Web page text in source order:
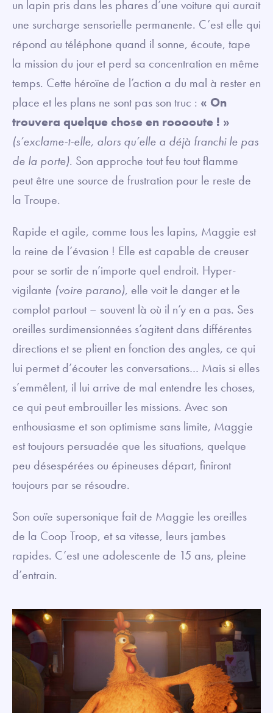
un lapin pris dans les phares d’une voiture qui aurait
une surcharge sensorielle permanente. C’est elle qui
répond au téléphone quand il sonne, écoute, tape
la mission du jour et perd sa concentration en même
temps. Cette héroïne de l’action a du mal à rester en
place et les plans ne sont pas son truc : « On
trouvera quelque chose en rooooute ! »
(s’exclame-t-elle, alors qu’elle a déjà franchi le pas
de la porte). Son approche tout feu tout flamme
peut être une source de frustration pour le reste de
la Troupe.
Rapide et agile, comme tous les lapins, Maggie est
la reine de l’évasion ! Elle est capable de creuser
pour se sortir de n’importe quel endroit. Hyper-
vigilante (voire parano), elle voit le danger et le
complot partout – souvent là où il n’y en a pas. Ses
oreilles surdimensionnées s’agitent dans différentes
directions et se plient en fonction des angles, ce qui
lui permet d’écouter les conversations… Mais si elles
s’emmêlent, il lui arrive de mal entendre les choses,
ce qui peut embrouiller les missions. Avec son
enthousiasme et son optimisme sans limite, Maggie
est toujours persuadée que les situations, quelque
peu désespérées ou épineuses départ, finiront
toujours par se résoudre.
Son ouïe supersonique fait de Maggie les oreilles
de la Coop Troop, et sa vitesse, leurs jambes
rapides. C’est une adolescente de 15 ans, pleine
d’entrain.